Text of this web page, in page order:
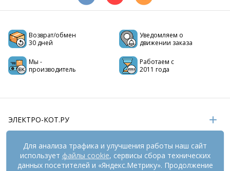
Возврат/обмен
30 дней
Уведомляем о
движении заказа
Мы -
производитель
Работаем с
2011 года
ЭЛЕКТРО-КОТ.РУ
ИНФОРМАЦИЯ
РЕКВИЗИТЫ
Для анализа трафика и улучшения работы наш сайт
использует файлы cookie, сервисы сбора технических
данных посетителей и «Яндекс.Метрику». Продолжение